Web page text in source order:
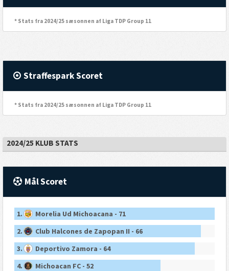
* Stats fra 2024/25 sæsonnen af Liga TDP Group 11
Straffespark Scoret
* Stats fra 2024/25 sæsonnen af Liga TDP Group 11
2024/25 KLUB STATS
Mål Scoret
1.
Morelia Ud Michoacana - 71
2.
Club Halcones de Zapopan II - 66
3.
Deportivo Zamora - 64
4.
Michoacan FC - 52